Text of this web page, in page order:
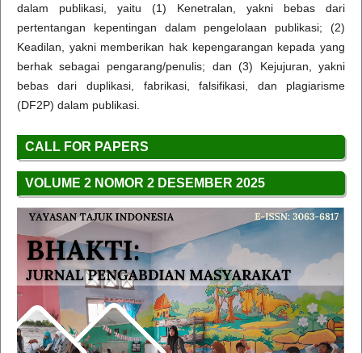
dalam publikasi, yaitu (1) Kenetralan, yakni bebas dari
pertentangan kepentingan dalam pengelolaan publikasi; (2)
Keadilan, yakni memberikan hak kepengarangan kepada yang
berhak sebagai pengarang/penulis; dan (3) Kejujuran, yakni
bebas dari duplikasi, fabrikasi, falsifikasi, dan plagiarisme
(DF2P) dalam publikasi.
CALL FOR PAPERS
VOLUME 2 NOMOR 2 DESEMBER 2025